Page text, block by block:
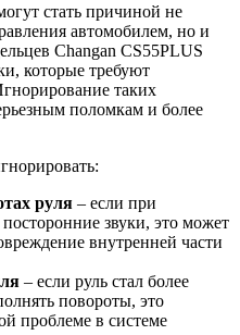
стать причиной не
автомобилем, но и
Changan CS55PLUS
которые требуют
таких
поломкам и более
руля – если при
звуки, это может
внутренней части
– если руль стал более
повороты, это
проблеме в системе